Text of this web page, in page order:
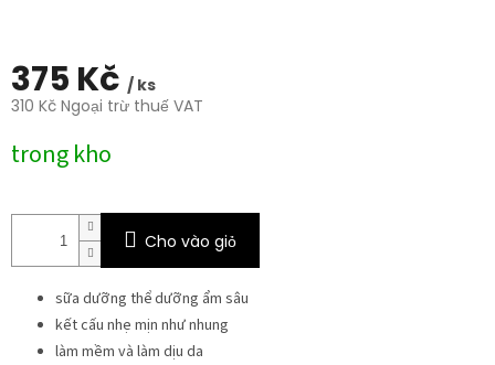
375 Kč / ks
310 Kč Ngoại trừ thuế VAT
đo
trong kho
Cho vào giỏ
sữa dưỡng thể dưỡng ẩm sâu
kết cấu nhẹ mịn như nhung
làm mềm và làm dịu da